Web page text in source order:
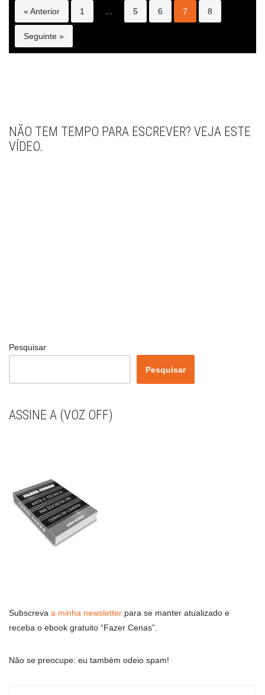
« Anterior 1 5 6 7 8
Seguinte »
NÃO TEM TEMPO PARA ESCREVER? VEJA ESTE
VÍDEO.
Pesquisar
Pesquisar
ASSINE A (VOZ OFF)
Subscreva a minha newsletter para se manter atualizado e
receba o ebook gratuito “Fazer Cenas”.
Não se preocupe: eu também odeio spam!